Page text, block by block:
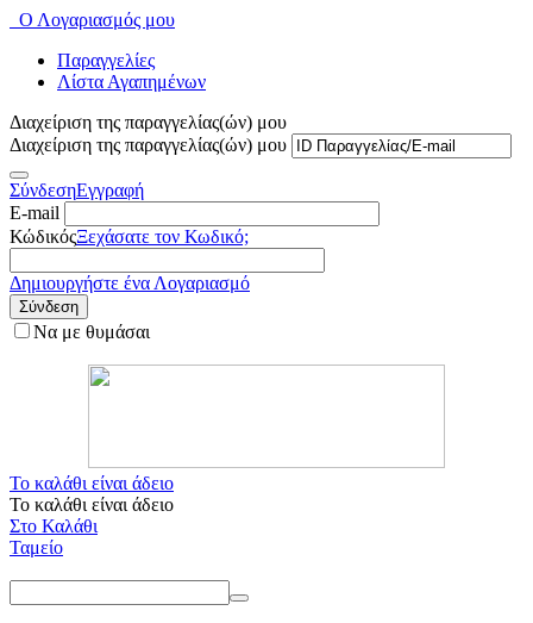
Ο Λογαριασμός μου
Παραγγελίες
Λίστα Αγαπημένων
Διαχείριση της παραγγελίας(ών) μου
Διαχείριση της παραγγελίας(ών) μου
ΣύνδεσηΕγγραφή
E-mail
ΚώδικόςΞεχάσατε τον Κωδικό;
Δημιουργήστε ένα Λογαριασμό
Σύνδεση
Να με θυμάσαι
Το καλάθι είναι άδειο
Το καλάθι είναι άδειο
Στο Καλάθι
Ταμείο